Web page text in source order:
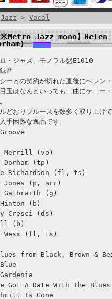
Jazz > Vocal
米Metro Jazz mono】
・ジャズ、モノラル盤E1010
音
ーとの契約が切れた直後にヘレン
玉はなんといっても二曲にケ二ー
どおりブルースを数多く取り上げ
手困難な逸品です。
Merrill (vo)
Dorham (tp)
Richardson (fl, ts)
Jones (p, arr)
Galbraith (g)
(b)
Cresci (ds)
(b)
Wess (fl, ts)
from Black, Brown &
Got A Date With The Blues
Is Gone